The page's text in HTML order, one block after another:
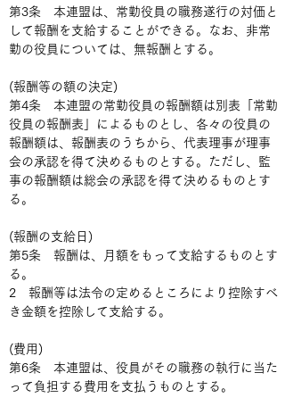
第3条　本連盟は、常勤役員の職務遂行の対価と
して報酬を支給することができる。なお、非常
勤の役員については、無報酬とする。
(報酬等の額の決定)
第4条　本連盟の常勤役員の報酬額は別表「常勤
役員の報酬表」によるものとし、各々の役員の
報酬額は、報酬表のうちから、代表理事が理事
会の承認を得て決めるものとする。ただし、監
事の報酬額は総会の承認を得て決めるものとす
る。
(報酬の支給日)
第5条　報酬は、月額をもって支給するものとす
る。
2　報酬等は法令の定めるところにより控除すべ
き金額を控除して支給する。
(費用)
第6条　本連盟は、役員がその職務の執行に当た
って負担する費用を支払うものとする。